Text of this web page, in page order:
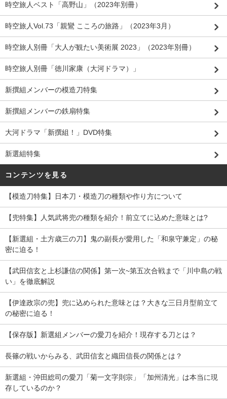
時空旅人ベスト「高野山」（2023年別冊）
時空旅人Vol.73「親鸞 こころの旅路」（2023年3月）
時空旅人別冊「大人が観たい美術展 2023」（2023年別冊）
時空旅人別冊「徳川家康（大河ドラマ）」
新撰組メンバーの模造刀特集
新撰組メンバーの鉄扇特集
大河ドラマ「新撰組！」DVD特集
新選組特集
コンテンツを見る
【模造刀特集】日本刀・模造刀の種類や作り方について
【兜特集】人気武将兜の種類を紹介！前立てに込めた意味とは?
【新選組・土方歳三の刀】鬼の副長が愛用した「和泉守兼定」の秘
密に迫る！
【武田信玄と上杉謙信の関係】第一次~第五次合戦まで「川中島の戦
い」を徹底解説
【伊達政宗の兜】兜に込められた意味とは？大きな三日月型前立て
の秘密に迫る！
【保存版】新選組メンバーの愛刀を紹介！現存する刀とは？
長篠の戦いからみる、武田信玄と織田信長の関係とは？
新選組・沖田総司の愛刀「菊一文字則宗」「加州清光」は本当に現
存しているのか？